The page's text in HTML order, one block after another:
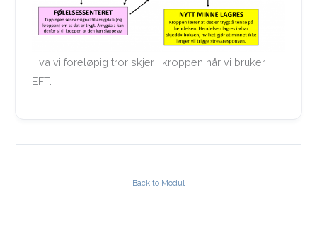
Hva vi foreløpig tror skjer i kroppen når vi bruker
EFT.
Back to Modul